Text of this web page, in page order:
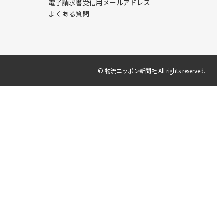
電子請求書受信用メールアドレス
よくある質問
© 物流ニッポン新聞社 All rights reserved.